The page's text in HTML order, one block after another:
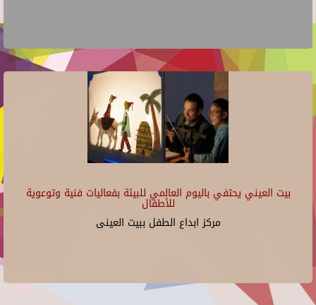
بيت العيني يحتفي باليوم العالمي للبيئة بفعاليات فنية وتوعوية
للأطفال
مركز ابداع الطفل ببيت العينى